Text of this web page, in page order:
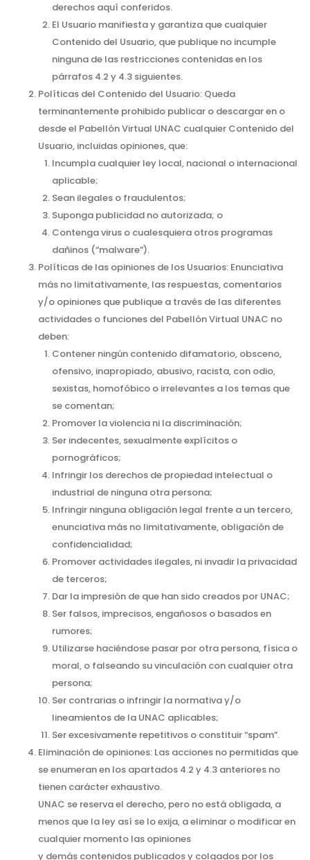
derechos aquí conferidos.
El Usuario manifiesta y garantiza que cualquier
Contenido del Usuario, que publique no incumple
ninguna de las restricciones contenidas en los
párrafos 4.2 y 4.3 siguientes.
Políticas del Contenido del Usuario: Queda
terminantemente prohibido publicar o descargar en o
desde el Pabellón Virtual UNAC cualquier Contenido del
Usuario, incluidas opiniones, que:
Incumpla cualquier ley local, nacional o internacional
aplicable;
Sean ilegales o fraudulentos;
Suponga publicidad no autorizada; o
Contenga virus o cualesquiera otros programas
dañinos (“malware”).
Políticas de las opiniones de los Usuarios: Enunciativa
más no limitativamente, las respuestas, comentarios
y/o opiniones que publique a través de las diferentes
actividades o funciones del Pabellón Virtual UNAC no
deben:
Contener ningún contenido difamatorio, obsceno,
ofensivo, inapropiado, abusivo, racista, con odio,
sexistas, homofóbico o irrelevantes a los temas que
se comentan;
Promover la violencia ni la discriminación;
Ser indecentes, sexualmente explícitos o
pornográficos;
Infringir los derechos de propiedad intelectual o
industrial de ninguna otra persona;
Infringir ninguna obligación legal frente a un tercero,
enunciativa más no limitativamente, obligación de
confidencialidad;
Promover actividades ilegales, ni invadir la privacidad
de terceros;
Dar la impresión de que han sido creados por UNAC;
Ser falsos, imprecisos, engañosos o basados en
rumores;
Utilizarse haciéndose pasar por otra persona, física o
moral, o falseando su vinculación con cualquier otra
persona;
Ser contrarias o infringir la normativa y/o
lineamientos de la UNAC aplicables;
Ser excesivamente repetitivos o constituir “spam”.
Eliminación de opiniones: Las acciones no permitidas que
se enumeran en los apartados 4.2 y 4.3 anteriores no
tienen carácter exhaustivo.
UNAC se reserva el derecho, pero no está obligada, a
menos que la ley así se lo exija, a eliminar o modificar en
cualquier momento las opiniones
y demás contenidos publicados y colgados por los